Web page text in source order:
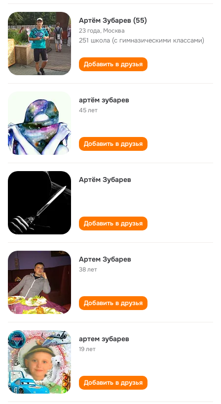
Артём Зубарев (55)
23 года, Москва
251 школа (с гимназическими классами)
Добавить в друзья
артём зубарев
45 лет
Добавить в друзья
Артём Зубарев
Добавить в друзья
Артем Зубарев
38 лет
Добавить в друзья
артем зубарев
19 лет
Добавить в друзья